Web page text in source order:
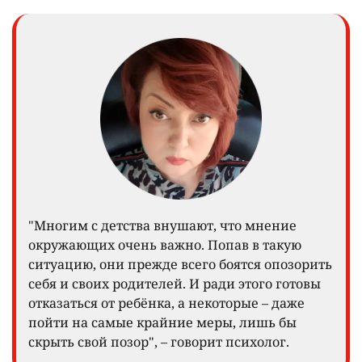
"Многим с детства внушают, что мнение
окружающих очень важно. Попав в такую
ситуацию, они прежде всего боятся опозорить
себя и своих родителей. И ради этого готовы
отказаться от ребёнка, а некоторые – даже
пойти на самые крайние меры, лишь бы
скрыть свой позор", – говорит психолог.